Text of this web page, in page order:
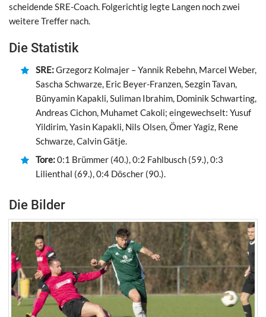
scheidende SRE-Coach. Folgerichtig legte Langen noch zwei
weitere Treffer nach.
Die Statistik
SRE:Grzegorz Kolmajer – Yannik Rebehn, Marcel Weber,
Sascha Schwarze, Eric Beyer-Franzen, Sezgin Tavan,
Bünyamin Kapakli, Suliman Ibrahim, Dominik Schwarting,
Andreas Cichon, Muhamet Cakoli; eingewechselt: Yusuf
Yildirim, Yasin Kapakli, Nils Olsen, Ömer Yagiz, Rene
Schwarze, Calvin Gätje.
Tore:0:1 Brümmer (40.), 0:2 Fahlbusch (59.), 0:3
Lilienthal (69.), 0:4 Döscher (90.).
Die Bilder